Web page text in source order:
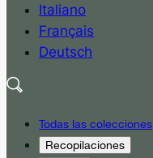
Italiano
Français
Deutsch
Todas las colecciones
Recopilaciones